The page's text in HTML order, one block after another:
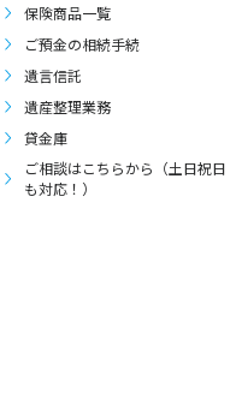
保険商品一覧
ご預金の相続手続
遺言信託
遺産整理業務
貸金庫
ご相談はこちらから（土日祝日
も対応！）